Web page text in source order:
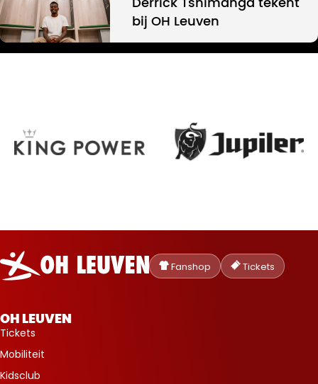
Derrick Tshimanga tekent
bij OH Leuven
Oud-
Heverlee
Leuven
Fanshop Tickets
OH LEUVEN
Tickets
Mobiliteit
Kidsclub